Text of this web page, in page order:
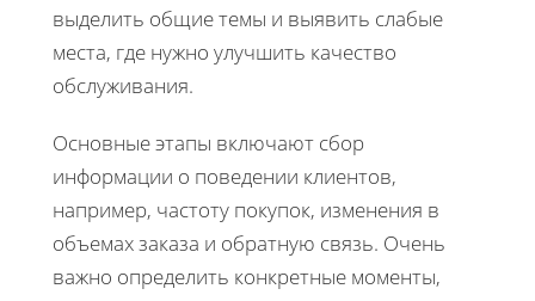
выделить общие темы и выявить слабые
места, где нужно улучшить качество
обслуживания.
Основные этапы включают сбор
информации о поведении клиентов,
например, частоту покупок, изменения в
объемах заказа и обратную связь. Очень
важно определить конкретные моменты,